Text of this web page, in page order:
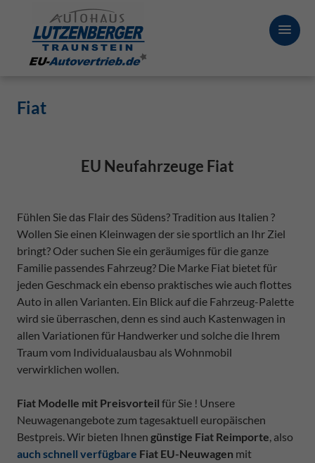
Fiat
EU Neufahrzeuge Fiat
Fühlen Sie das Flair des Südens? Tradition aus Italien ?
Wollen Sie einen Kleinwagen der sie sportlich an Ihr Ziel
bringt? Oder suchen Sie ein geräumiges für die ganze
Familie passendes Fahrzeug? Die Marke Fiat bietet für
jeden Geschmack ein ebenso praktisches wie auch flottes
Auto in allen Varianten. Ein Blick auf die Fahrzeug-Palette
wird sie überraschen, denn es sind auch Kastenwagen in
allen Variationen für Handwerker und solche die Ihrem
Traum vom Individualausbau als Wohnmobil
verwirklichen wollen.
Fiat Modelle mit Preisvorteil für Sie ! Unsere
Neuwagenangebote zum tagesaktuell europäischen
Bestpreis. Wir bieten Ihnen günstige Fiat Reimporte, also
auch schnell verfügbare Fiat EU-Neuwagen mit